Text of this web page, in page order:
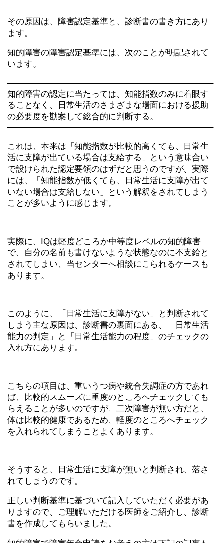
その原因は、障害認定基準と、診断書の書き方にあり
ます。
知的障害の障害認定基準には、次のことが明記されて
います。
————————————————————————–
知的障害の認定に当たっては、知能指数のみに着眼す
ることなく、日常生活のさまざまな場面における援助
の必要度を勘案して総合的に判断する。
————————————————————————–
これは、本来は「知能指数が比較的高くても、日常生
活に支障が出ている場合は支給する」という意味合い
で設けられた認定要領のはずだと思うのですが、実際
には、「知能指数が低くても、日常生活に支障が出て
いない場合は支給しない」という解釈をされてしまう
ことが多いように感じます。
実際に、IQは軽度どころか中等度レベルの知的障害
で、自分の名前も書けないような状態なのに不支給と
されてしまい、当センターへ相談にこられるケースも
あります。
このように、「日常生活に支障がない」と判断されて
しまう主な原因は、診断書の裏面にある、「日常生活
能力の判定」と「日常生活能力の程度」のチェックの
入れ方にあります。
こちらの項目は、重いうつ病や統合失調症の方であれ
ば、比較的スムーズに重度のところへチェックしても
らえることが多いのですが、二次障害が無い方だと、
体は比較的健康であるため、軽度のところへチェック
を入れられてしまうことよくあります。
そうすると、日常生活に支障が無いと判断され、落さ
れてしまうのです。
正しい判断基準に基づいて記入していただく必要があ
りますので、ご理解いただける医師をご紹介し、診断
書を作成してもらいました。